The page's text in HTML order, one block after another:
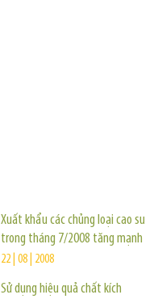
Xuất khẩu các chủng loại cao su
trong tháng 7/2008 tăng mạnh
22 | 08 | 2008
Sử dụng hiệu quả chất kích